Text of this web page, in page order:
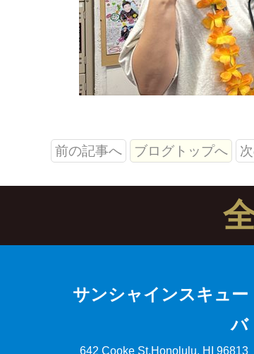
前の記事へ ブログトップへ
サンシャインスキュー
バ
642 Cooke St.Honolulu, HI 96813